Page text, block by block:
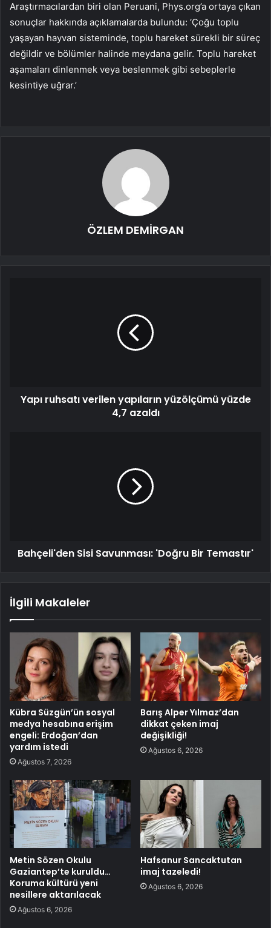
Araştırmacılardan biri olan Peruani, Phys.org’a ortaya çıkan
sonuçlar hakkında açıklamalarda bulundu: ‘Çoğu toplu
yaşayan hayvan sisteminde, toplu hareket sürekli bir süreç
değildir ve bölümler halinde meydana gelir. Toplu hareket
aşamaları dinlenmek veya beslenmek gibi sebeplerle
kesintiye uğrar.’
ÖZLEM DEMİRGAN
Yapı ruhsatı verilen yapıların yüzölçümü yüzde
4,7 azaldı
Bahçeli'den Sisi Savunması: 'Doğru Bir Temastır'
İlgili Makaleler
Kübra Süzgün’ün sosyal
medya hesabına erişim
engeli: Erdoğan’dan
yardım istedi
Ağustos 7, 2026
Barış Alper Yılmaz’dan
dikkat çeken imaj
değişikliği!
Ağustos 6, 2026
Metin Sözen Okulu
Gaziantep’te kuruldu…
Koruma kültürü yeni
nesillere aktarılacak
Ağustos 6, 2026
Hafsanur Sancaktutan
imaj tazeledi!
Ağustos 6, 2026